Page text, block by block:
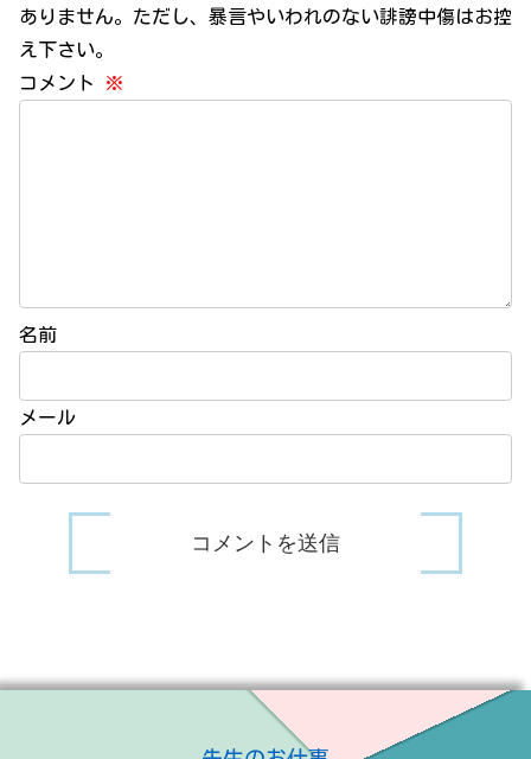
ありません。ただし、暴言やいわれのない誹謗中傷はお控
え下さい。
コメント
※
名前
メール